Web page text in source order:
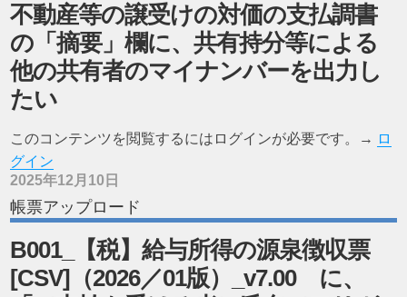
不動産等の譲受けの対価の支払調書
の「摘要」欄に、共有持分等による
他の共有者のマイナンバーを出力し
たい
このコンテンツを閲覧するにはログインが必要です。→ ロ
グイン
2025年12月10日
帳票アップロード
B001_【税】給与所得の源泉徴収票
[CSV]（2026／01版）_v7.00 に、